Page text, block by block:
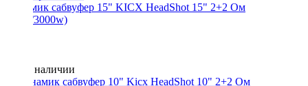
Динамик сабвуфер 15" KICX HeadShot 15" 2+2 Ом
(1500/3000w)
Нет в наличии